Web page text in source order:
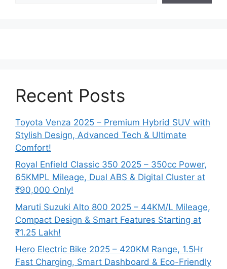
Recent Posts
Toyota Venza 2025 – Premium Hybrid SUV with
Stylish Design, Advanced Tech & Ultimate
Comfort!
Royal Enfield Classic 350 2025 – 350cc Power,
65KMPL Mileage, Dual ABS & Digital Cluster at
₹90,000 Only!
Maruti Suzuki Alto 800 2025 – 44KM/L Mileage,
Compact Design & Smart Features Starting at
₹1.25 Lakh!
Hero Electric Bike 2025 – 420KM Range, 1.5Hr
Fast Charging, Smart Dashboard & Eco-Friendly